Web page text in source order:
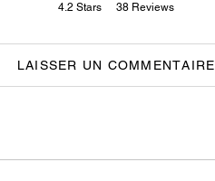
4.2 Stars 38 Reviews
LAISSER UN COMMENTAIRE